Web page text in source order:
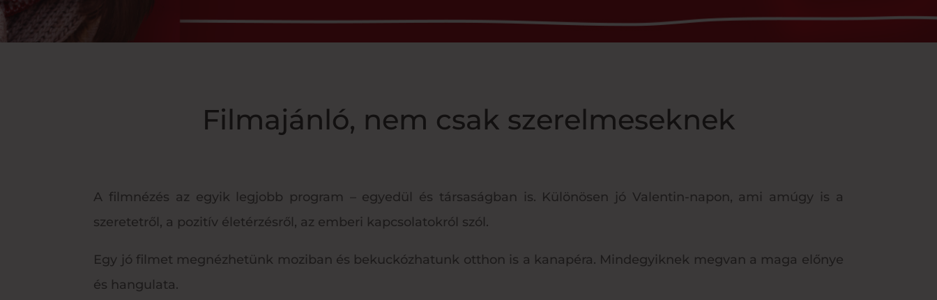
Filmajánló, nem csak szerelmeseknek
A filmnézés az egyik legjobb program – egyedül és társaságban is. Különösen jó Valentin-napon, ami amúgy is a
szeretetről, a pozitív életérzésről, az emberi kapcsolatokról szól.
Egy jó filmet megnézhetünk moziban és bekuckózhatunk otthon is a kanapéra. Mindegyiknek megvan a maga előnye
és hangulata.